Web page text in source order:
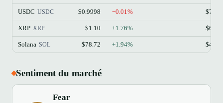
USDC USDC $0.9998 −0.01%
XRP XRP $1.10 +1.76%
Solana SOL $78.72 +1.94%
Sentiment du marché
Fear